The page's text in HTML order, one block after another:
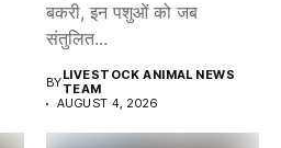
बकरी, इन पशुओं को जब
संतुलित...
BYLIVESTOCK ANIMAL NEWS
TEAM
AUGUST 4, 2026